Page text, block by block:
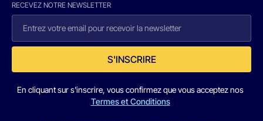
RECEVEZ NOTRE NEWSLETTER
S'INSCRIRE
En cliquant sur s'inscrire, vous confirmez que vous acceptez nos
Termes et Conditions